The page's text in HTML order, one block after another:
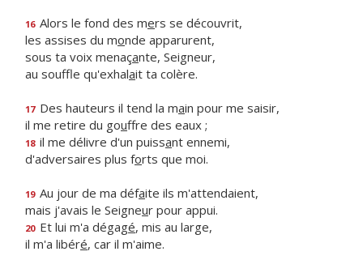
16 Alors le fond des mers se découvrit,
les assises du monde apparurent,
sous ta voix menaçante, Seigneur,
au souffle qu'exhalait ta colère.
17 Des hauteurs il tend la main pour me saisir,
il me retire du gouffre des eaux ;
18 il me délivre d'un puissant ennemi,
d'adversaires plus forts que moi.
19 Au jour de ma défaite ils m'attendaient,
mais j'avais le Seigneur pour appui.
20 Et lui m'a dégagé, mis au large,
il m'a libéré, car il m'aime.